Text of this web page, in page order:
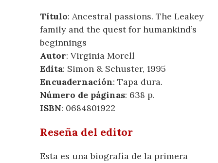
Título: Ancestral passions. The Leakey
family and the quest for humankind’s
beginnings
Autor: Virginia Morell
Edita: Simon & Schuster, 1995
Encuadernación: Tapa dura.
Número de páginas: 638 p.
ISBN: 0684801922
Reseña del editor
Esta es una biografía de la primera